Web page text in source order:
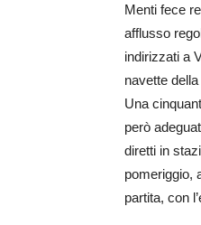
Menti fece
afflusso
indirizzati a
navette
Una
però
diretti in
pomeriggio,
partita, con